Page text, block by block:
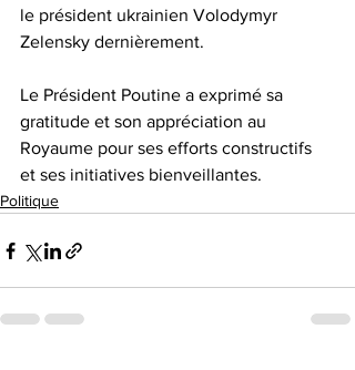
le président ukrainien Volodymyr
Zelensky dernièrement.
Le Président Poutine a exprimé sa
gratitude et son appréciation au
Royaume pour ses efforts constructifs
et ses initiatives bienveillantes.
Politique